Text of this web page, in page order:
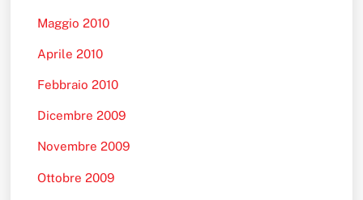
Maggio 2010
Aprile 2010
Febbraio 2010
Dicembre 2009
Novembre 2009
Ottobre 2009